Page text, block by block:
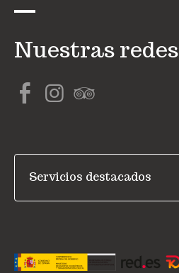
Nuestras redes